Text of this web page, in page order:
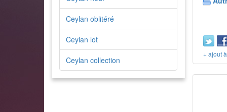
Ceylan oblitéré
Ceylan lot
Ceylan collection
+ ajout